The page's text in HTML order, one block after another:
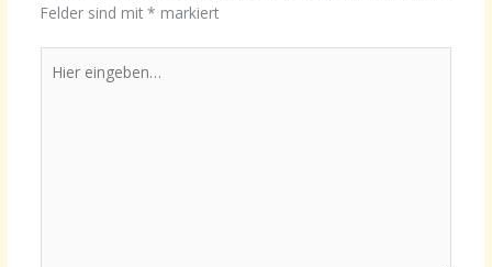
Felder sind mit * markiert
eingeben…